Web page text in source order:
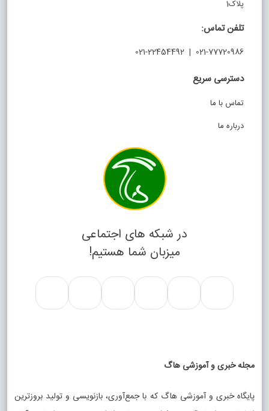
پلاک1
تلفن تماس:
021-77720986 | 021-22454492
دسترسی سریع
تماس با ما
درباره ما
در شبکه های اجتماعی
میزبان شما هستیم!
مجله خبری و آموزشی هاگ
پایگاه خبری و آموزشی هاگ که با جمع‌آوری، بازنویسی و تولید بروزترین